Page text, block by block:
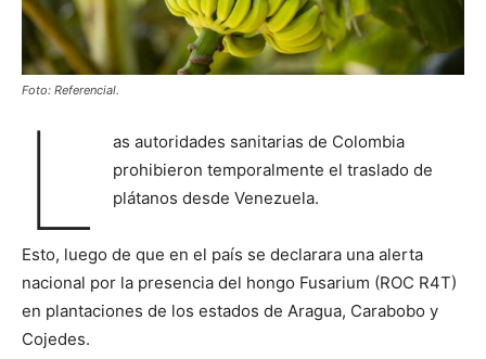
Foto: Referencial.
L
as autoridades sanitarias de Colombia
prohibieron temporalmente el traslado de
plátanos desde Venezuela.
Esto, luego de que en el país se declarara una alerta
nacional por la presencia del hongo Fusarium (ROC R4T)
en plantaciones de los estados de Aragua, Carabobo y
Cojedes.